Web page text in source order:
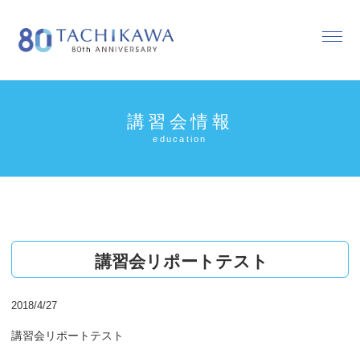
講習会情報
education
講習会リポートテスト
2018/4/27
講習会リポートテスト